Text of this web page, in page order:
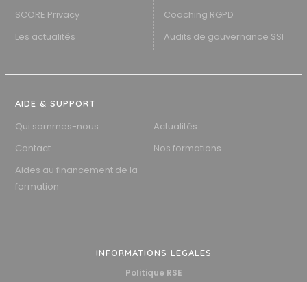
SCORE Privacy
Les actualités
Coaching RGPD
Audits de gouvernance SSI
AIDE & SUPPORT
Qui sommes-nous
Actualités
Contact
Nos formations
Aides au financement de la
formation
INFORMATIONS LEGALES
Politique RSE